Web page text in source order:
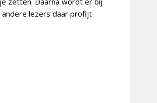
andere lezers daar profijt